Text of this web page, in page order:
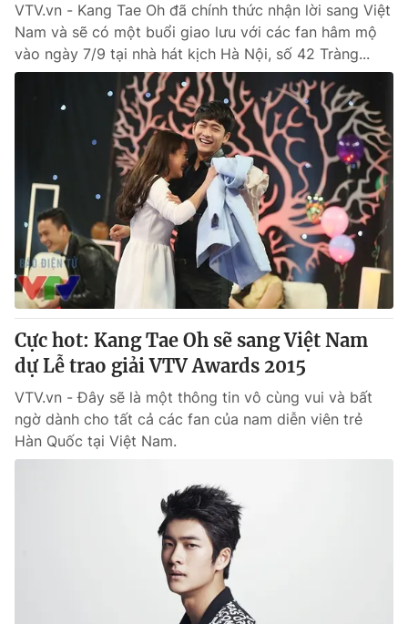
VTV.vn - Kang Tae Oh đã chính thức nhận lời sang Việt
Nam và sẽ có một buổi giao lưu với các fan hâm mộ
vào ngày 7/9 tại nhà hát kịch Hà Nội, số 42 Tràng...
Cực hot: Kang Tae Oh sẽ sang Việt Nam
dự Lễ trao giải VTV Awards 2015
VTV.vn - Đây sẽ là một thông tin vô cùng vui và bất
ngờ dành cho tất cả các fan của nam diễn viên trẻ
Hàn Quốc tại Việt Nam.